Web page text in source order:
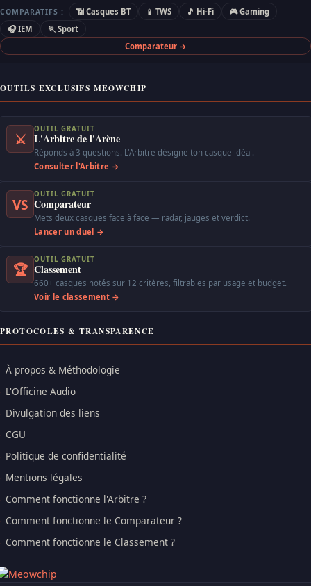
COMPARATIFS : 📶 Casques BT 📱 TWS 🎵 Hi-Fi
🎮 Gaming
🎧 IEM
🏃 Sport
Comparateur →
OUTILS EXCLUSIFS MEOWCHIP
⚔
OUTIL GRATUIT
L'Arbitre de l'Arène
Réponds à 3 questions. L'Arbitre désigne ton casque idéal.
Consulter l'Arbitre →
VS
OUTIL GRATUIT
Comparateur
Mets deux casques face à face — radar, jauges et verdict.
Lancer un duel →
🏆
OUTIL GRATUIT
Classement
660+ casques notés sur 12 critères, filtrables par usage et budget.
Voir le classement →
PROTOCOLES & TRANSPARENCE
À propos & Méthodologie
L'Officine Audio
Divulgation des liens
CGU
Politique de confidentialité
Mentions légales
Comment fonctionne l'Arbitre ?
Comment fonctionne le Comparateur ?
Comment fonctionne le Classement ?